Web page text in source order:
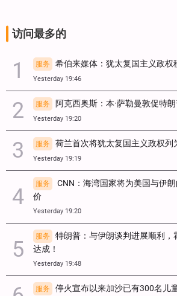
访问最多的
服务 希伯来媒体：犹太复国主义政权
Yesterday 19:46
服务 阿克西奥斯：本·萨勒曼敦促特
Yesterday 19:20
服务 荷兰首次将犹太复国主义政权列
Yesterday 19:19
服务
CNN：海湾国家将为美国与伊
价
Yesterday 19:20
服务
特朗普：与伊朗谈判进展顺利，
达成！
Yesterday 19:48
服务 停火宣布以来加沙已有300名儿